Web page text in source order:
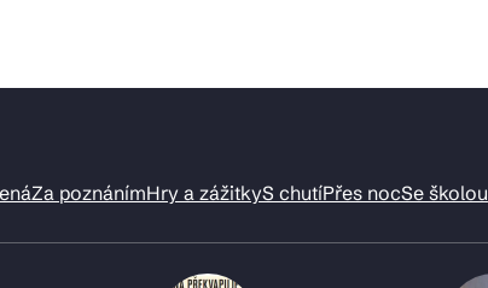
Za poznánímHry a zážitkyS chutíPřes nocSe školou